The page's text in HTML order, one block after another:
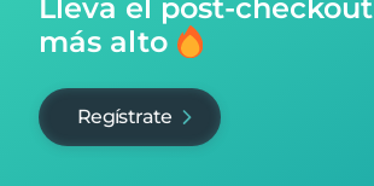
Lleva el post-checkout
más alto
Regístrate